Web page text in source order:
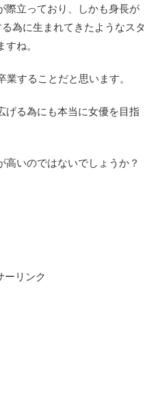
際立っており、しかも身長が
為に生まれてきたようなスタ
ね。
することだと思います。
げる為にも本当に女優を目指
高いのではないでしょうか？
ーリンク